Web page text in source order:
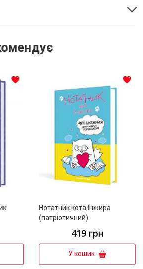
До списку бажань
Нотатник кота Інжира
(патріотичний)
419 грн
У кошик